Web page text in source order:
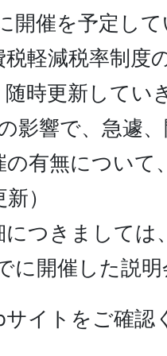
催を予定して
軽減税率制
時更新してい
影響で、急遽
有無につい
）
つきましては
開催した説明
イトをご確認